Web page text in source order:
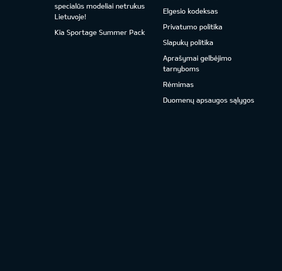
specialūs modeliai netrukus
Lietuvoje!
Kia Sportage Summer Pack
Elgesio kodeksas
Privatumo politika
Slapukų politika
Aprašymai gelbėjimo
tarnyboms
Rėmimas
Duomenų apsaugos sąlygos